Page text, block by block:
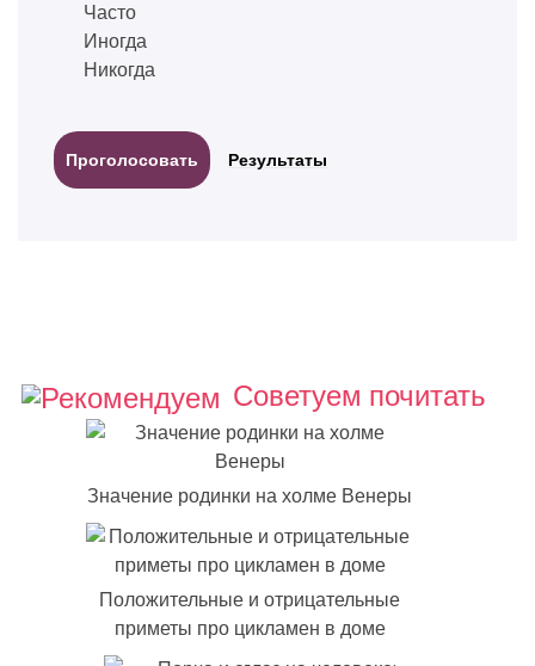
Часто
Иногда
Никогда
Результаты
Советуем почитать
Значение родинки на холме Венеры
Положительные и отрицательные
приметы про цикламен в доме